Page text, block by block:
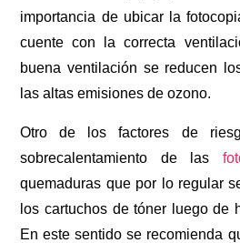
importancia de ubicar la
cuente con la correcta
buena ventilación se reducen
las altas emisiones de ozono.
Otro de los factores de
sobrecalentamiento de las
quemaduras que por lo regular
los cartuchos de tóner luego de
En este sentido se recomienda